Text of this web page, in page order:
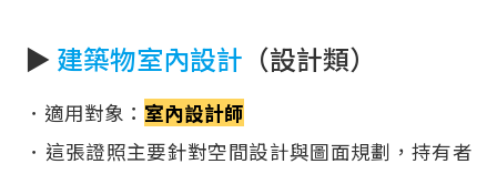
▶ 建築物室內設計 （設計類）
．適用對象： 室內設計師
．這張證照主要針對空間設計與圖面規劃，持有者